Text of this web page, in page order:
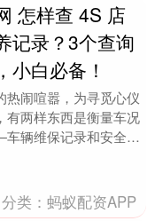
怎样查 4S 店
记录？3个查询
小白必备！
热闹喧嚣，为寻觅心仪
有两样东西是衡量车况
辆维保记录和安全装
分类：蚂蚁配资APP